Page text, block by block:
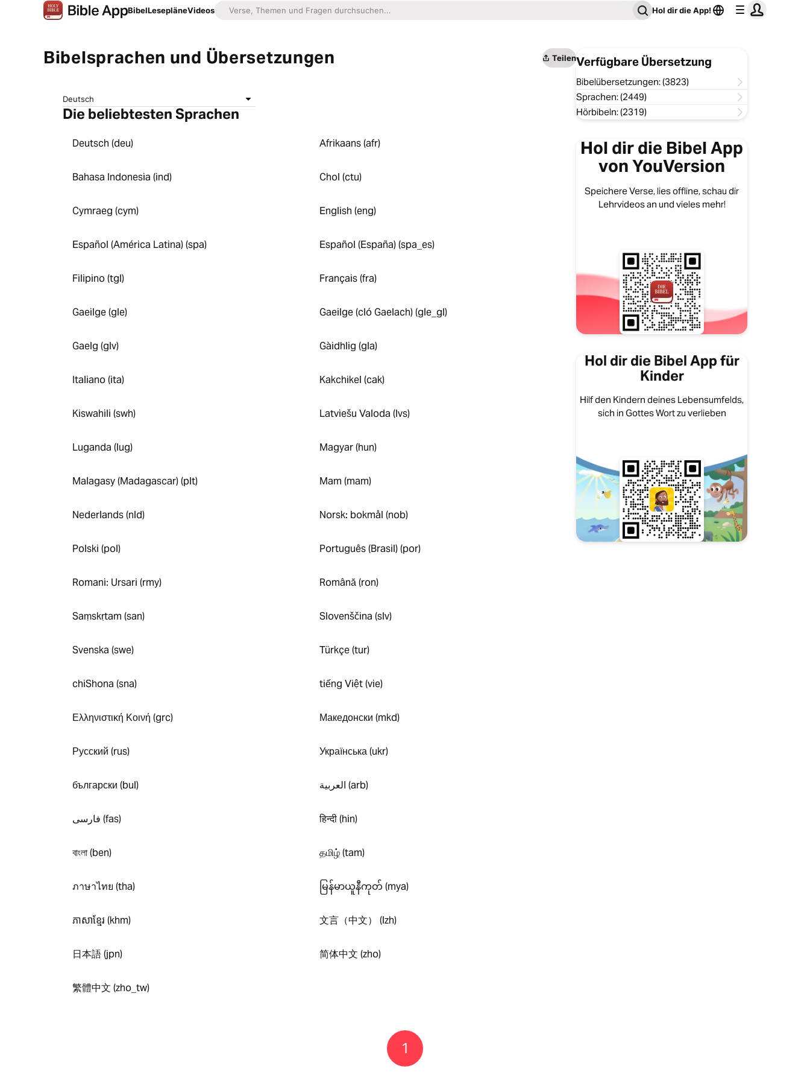
BibelLesepläneVideos Hol dir die App!
Bibelsprachen und Übersetzungen Teilen
Deutsch
Die beliebtesten Sprachen
Deutsch (deu) Afrikaans (afr)
Bahasa Indonesia (ind) Chol (ctu)
Cymraeg (cym) English (eng)
Español (América Latina) (spa) Español (España) (spa_es)
Filipino (tgl) Français (fra)
Gaeilge (gle) Gaeilge (cló Gaelach) (gle_gl)
Gaelg (glv) Gàidhlig (gla)
Italiano (ita) Kakchikel (cak)
Kiswahili (swh) Latviešu Valoda (lvs)
Luganda (lug) Magyar (hun)
Malagasy (Madagascar) (plt) Mam (mam)
Nederlands (nld) Norsk: bokmål (nob)
Polski (pol) Português (Brasil) (por)
Romani: Ursari (rmy) Română (ron)
Saṃskṛtam (san) Slovenščina (slv)
Svenska (swe) Türkçe (tur)
chiShona (sna) tiếng Việt (vie)
Ελληνιστική Κοινή (grc) Македонски (mkd)
Русский (rus) Українська (ukr)
български (bul) العربية (arb)
فارسی (fas) हिन्दी (hin)
বাংলা (ben) தமிழ் (tam)
ภาษาไทย (tha) မြန်မာယူနီကုတ် (mya)
ភាសាខ្មែរ (khm) 文言（中文） (lzh)
日本語 (jpn) 简体中文 (zho)
繁體中文 (zho_tw)
Verfügbare Übersetzung
Bibelübersetzungen: (3823)
Sprachen: (2449)
Hörbibeln: (2319)
Hol dir die Bibel App
von YouVersion
Speichere Verse, lies offline, schau dir
Lehrvideos an und vieles mehr!
Hol dir die Bibel App für
Kinder
Hilf den Kindern deines Lebensumfelds,
sich in Gottes Wort zu verlieben
1